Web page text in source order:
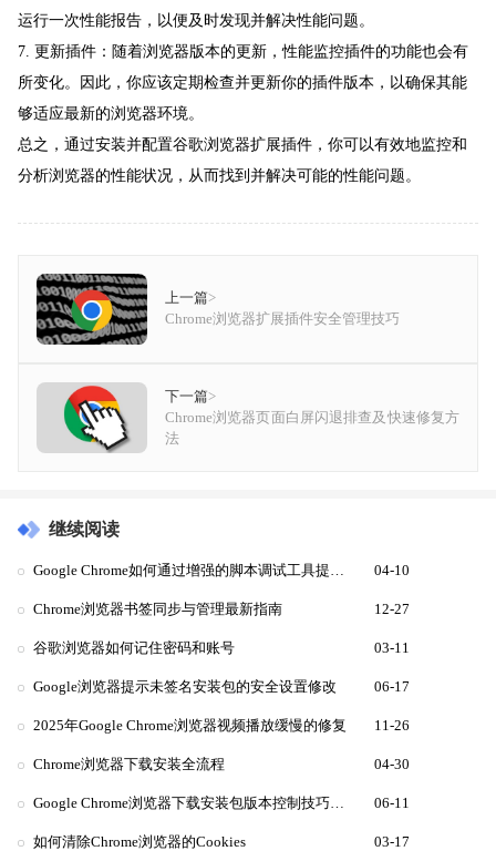
运行一次性能报告，以便及时发现并解决性能问题。
7. 更新插件：随着浏览器版本的更新，性能监控插件的功能也会有
所变化。因此，你应该定期检查并更新你的插件版本，以确保其能
够适应最新的浏览器环境。
总之，通过安装并配置谷歌浏览器扩展插件，你可以有效地监控和
分析浏览器的性能状况，从而找到并解决可能的性能问题。
上一篇>
Chrome浏览器扩展插件安全管理技巧
下一篇>
Chrome浏览器页面白屏闪退排查及快速修复方
法
继续阅读
Google Chrome如何通过增强的脚本调试工具提升开发效率 04-10
Chrome浏览器书签同步与管理最新指南 12-27
谷歌浏览器如何记住密码和账号 03-11
Google浏览器提示未签名安装包的安全设置修改 06-17
2025年Google Chrome浏览器视频播放缓慢的修复 11-26
Chrome浏览器下载安装全流程 04-30
Google Chrome浏览器下载安装包版本控制技巧详解 06-11
如何清除Chrome浏览器的Cookies 03-17